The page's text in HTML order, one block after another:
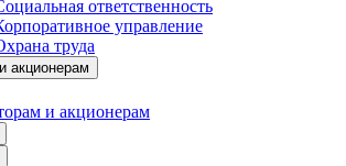
ответственность
управление
труда
акционерам
и акционерам